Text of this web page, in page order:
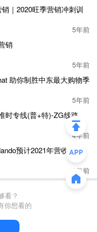
的开发、质检团队等更
金实力也不弱，还有价
做得很好，怎么轮到我
苦恼道。
的线上产品（品牌），背
研发、技术和人才缺一
要产品好，就一定可以
个结果，一是一切完全
维来做亚马逊，典型的
；
则，就是一个字
引有能力的运营人才。
｜2020旺季营销冲刺训
5年前
销
5年前
助你制胜中东最大购物季
5年前
时专线(普+特)-ZG线路
4年前
预计2021年营收将达
4年前
看？
你想看的